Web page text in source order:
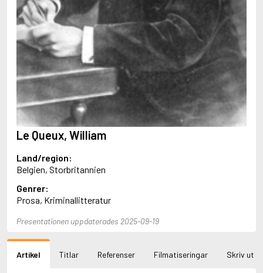
Abu-Jaber, Diana
Abulhawa, Susan
Aburas, Lone
Achebe, Chinua
Achmatova, Anna
Aciman, André
Ackebo, Lena
Acker, Kathy
Ackroyd, Peter
Adam de la Halle
Adamov, Arthur
Adams, Douglas
Adams, Jane
Adams, Richard
Adbåge, Emma
Adbåge, Lisen
Adichie, Chimamanda Ngozi
Adler-Olsen, Jussi
Adlerbeth, Gudmund Jöran
Le Queux, William
Land/region:
Belgien, Storbritannien
Genrer:
Prosa, Kriminallitteratur
Presentationen uppdaterades 2025-09-19
Artikel Titlar Referenser Filmatiseringar Skriv ut